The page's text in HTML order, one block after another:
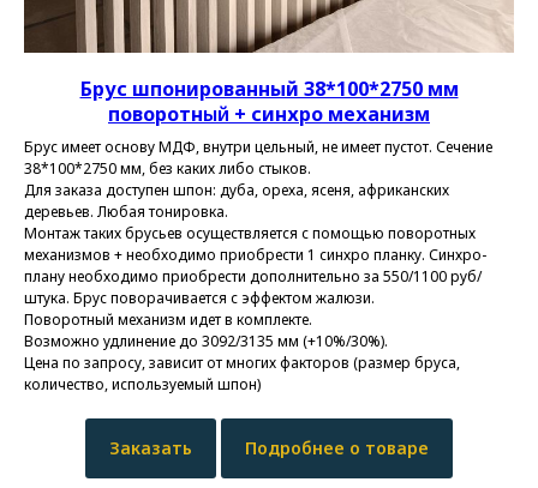
Брус шпонированный 38*100*2750 мм
поворотный + синхро механизм
Брус имеет основу МДФ, внутри цельный, не имеет пустот. Сечение
38*100*2750 мм, без каких либо стыков.
Для заказа доступен шпон: дуба, ореха, ясеня, африканских
деревьев. Любая тонировка.
Монтаж таких брусьев осуществляется с помощью поворотных
механизмов + необходимо приобрести 1 синхро планку. Синхро-
плану необходимо приобрести дополнительно за 550/1100 руб/
штука. Брус поворачивается с эффектом жалюзи.
Поворотный механизм идет в комплекте.
Возможно удлинение до 3092/3135 мм (+10%/30%).
Цена по запросу, зависит от многих факторов (размер бруса,
количество, используемый шпон)
Заказать Подробнее о товаре